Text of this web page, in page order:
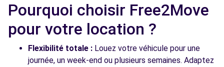
Pourquoi choisir Free2Move
pour votre location ?
Flexibilité totale : Louez votre véhicule pour une
journée, un week-end ou plusieurs semaines. Adaptez